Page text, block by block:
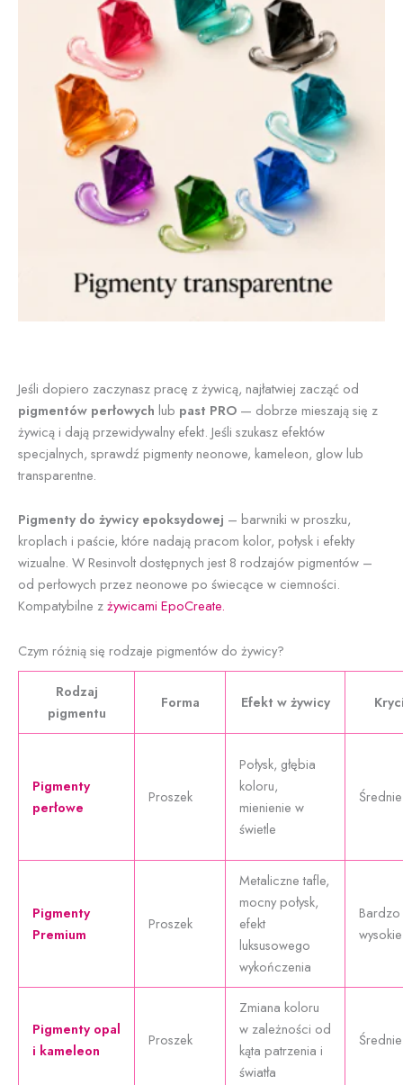
Jeśli dopiero zaczynasz pracę z żywicą, najłatwiej zacząć od
pigmentów perłowych lub past PRO — dobrze mieszają się z
żywicą i dają przewidywalny efekt. Jeśli szukasz efektów
specjalnych, sprawdź pigmenty neonowe, kameleon, glow lub
transparentne.
Pigmenty do żywicy epoksydowej – barwniki w proszku,
kroplach i paście, które nadają pracom kolor, połysk i efekty
wizualne. W Resinvolt dostępnych jest 8 rodzajów pigmentów –
od perłowych przez neonowe po świecące w ciemności.
Kompatybilne zżywicami EpoCreate.
Czym różnią się rodzaje pigmentów do żywicy?
Rodzaj
pigmentu
Forma Efekt w żywicy
Pigmenty
perłowe
Proszek
Połysk, głębia
koloru,
mienienie w
świetle
Średnie
Pigmenty
Premium
Proszek
Metaliczne tafle,
mocny połysk,
efekt
luksusowego
wykończenia
Bardzo
wysokie
Pigmenty opal
i kameleon
Proszek
Zmiana koloru
w zależności od
kąta patrzenia i
światła
Średnie